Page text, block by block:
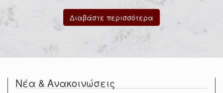
Διαβάστε περισσότερα
Νέα & Ανακοινώσεις